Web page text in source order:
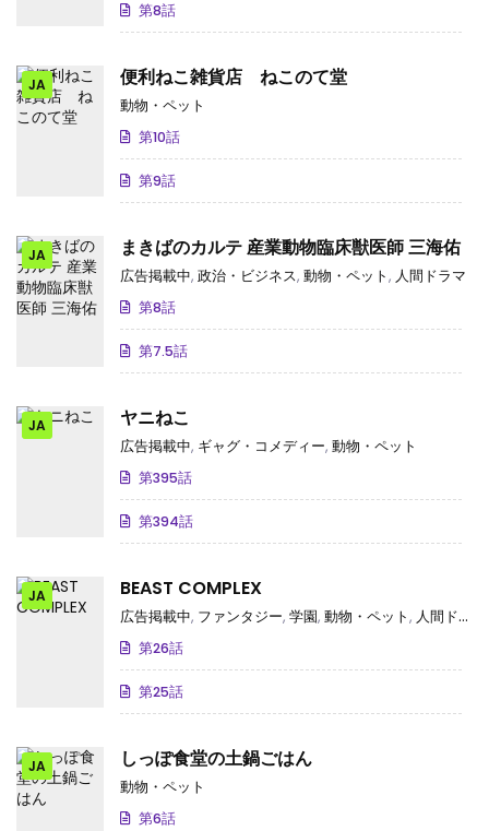
第8話
JA 便利ねこ雑貨店 ねこのて堂
動物・ペット
第10話
第9話
JA まきばのカルテ 産業動物臨床獣医師 三海佑
広告掲載中, 政治・ビジネス, 動物・ペット, 人間ドラマ
第8話
第7.5話
JA ヤニねこ
広告掲載中, ギャグ・コメディー, 動物・ペット
第395話
第394話
JA BEAST COMPLEX
広告掲載中, ファンタジー, 学園, 動物・ペット, 人間ドラマ
第26話
第25話
JA しっぽ食堂の土鍋ごはん
動物・ペット
第6話